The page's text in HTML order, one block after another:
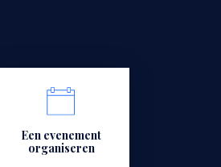
Een evenement
organiseren